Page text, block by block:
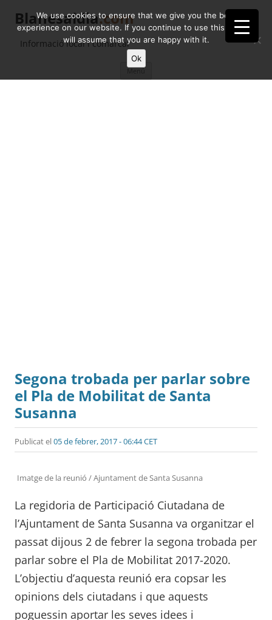
Blanesaldia.com
Informació local i comarcal
contingut
Segona trobada per parlar sobre
el Pla de Mobilitat de Santa
Susanna
Publicat el05 de febrer, 2017 - 06:44 CET
Imatge de la reunió / Ajuntament de Santa Susanna
La regidoria de Participació Ciutadana de
l’Ajuntament de Santa Susanna va organitzar el
passat dijous 2 de febrer la segona trobada per
parlar sobre el Pla de Mobilitat 2017-2020.
L’objectiu d’aquesta reunió era copsar les
opinions dels ciutadans i que aquests
poguessin aportar les seves idees i
We use cookies to ensure that we give you the best
experience on our website. If you continue to use this site we
will assume that you are happy with it.
Ok